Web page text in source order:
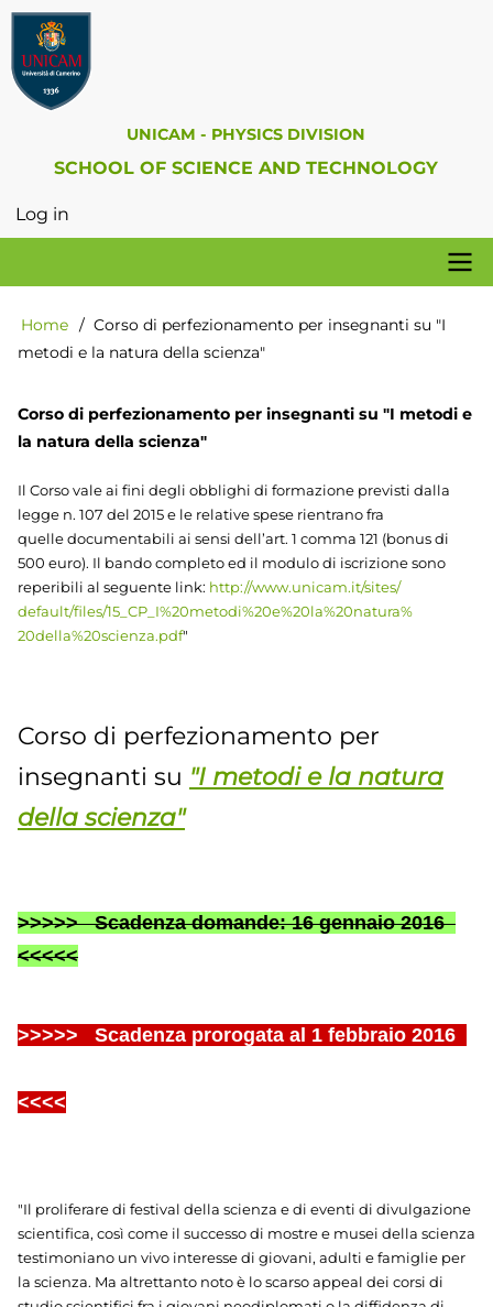
Skip
main
content
UNICAM - PHYSICS DIVISION
SCHOOL OF SCIENCE AND TECHNOLOGY
User
account
Log in
Division
Breadcrumb
Home
Corso di perfezionamento per insegnanti su "I
metodi e la natura della scienza"
Corso di perfezionamento per insegnanti su "I metodi e
la natura della scienza"
Il Corso vale ai fini degli obblighi di formazione previsti dalla
legge n. 107 del 2015 e le relative spese rientrano fra
quelle documentabili ai sensi dell’art. 1 comma 121 (bonus di
500 euro). Il bando completo ed il modulo di iscrizione sono
reperibili al seguente link: http://www.unicam.it/sites/
default/files/15_CP_I%20metodi%20e%20la%20natura%
20della%20scienza.pdf"
Corso di perfezionamento per
insegnanti su "I metodi e la natura
della scienza"
>>>>> Scadenza domande: 16 gennaio 2016
<<<<<
>>>>> Scadenza prorogata al 1 febbraio 2016
<<<<
"Il proliferare di festival della scienza e di eventi di divulgazione
scientifica, così come il successo di mostre e musei della scienza
testimoniano un vivo interesse di giovani, adulti e famiglie per
la scienza. Ma altrettanto noto è lo scarso appeal dei corsi di